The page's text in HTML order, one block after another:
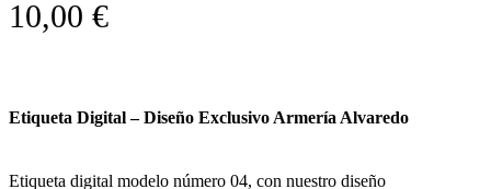
10,00 €
Etiqueta Digital – Diseño Exclusivo Armería Alvaredo
Etiqueta digital modelo número 04, con nuestro diseño